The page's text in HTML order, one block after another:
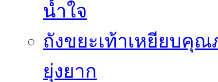
น้ำใจ
ถังขยะเท้าเหยียบคุ
ยุ่งยาก